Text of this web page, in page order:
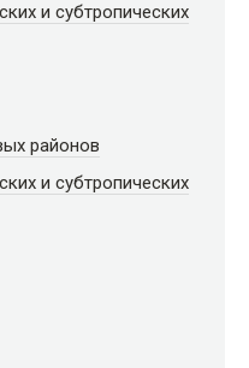
и субтропических
районов
и субтропических